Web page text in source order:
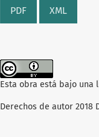
PDF XML
Esta obra está bajo una
Derechos de autor 2018